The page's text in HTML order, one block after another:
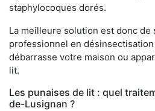
staphylocoques dorés.
La meilleure solution est donc de
professionnel en désinsectisation
débarrasse votre maison ou
lit.
Les punaises de lit : quel
de-Lusignan ?